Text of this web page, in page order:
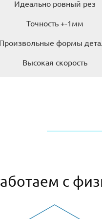
Идеально ровный рез
Точность +-1мм
формы
Высокая скорость
с